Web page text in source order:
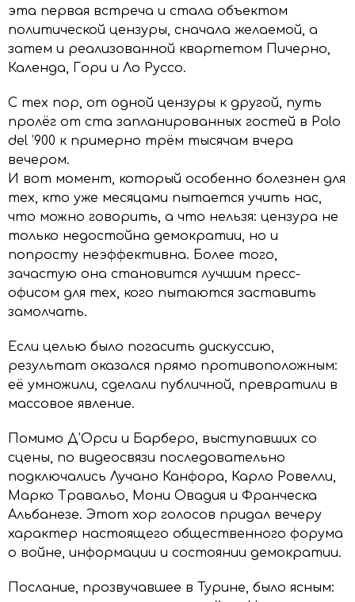
эта первая встреча и стала объектом
политической цензуры, сначала желаемой, а
затем и реализованной квартетом Пичерно,
Календа, Гори и Ло Руссо.
С тех пор, от одной цензуры к другой, путь
пролёг от ста запланированных гостей в Polo
del ’900 к примерно трём тысячам вчера
вечером.
И вот момент, который особенно болезнен для
тех, кто уже месяцами пытается учить нас,
что можно говорить, а что нельзя: цензура не
только недостойна демократии, но и
попросту неэффективна. Более того,
зачастую она становится лучшим пресс-
офисом для тех, кого пытаются заставить
замолчать.
Если целью было погасить дискуссию,
результат оказался прямо противоположным:
её умножили, сделали публичной, превратили в
массовое явление.
Помимо Д’Орси и Барберо, выступавших со
сцены, по видеосвязи последовательно
подключались Лучано Канфора, Карло Ровелли,
Марко Травальо, Мони Овадия и Франческа
Альбанезе. Этот хор голосов придал вечеру
характер настоящего общественного форума
о войне, информации и состоянии демократии.
Послание, прозвучавшее в Турине, было ясным: